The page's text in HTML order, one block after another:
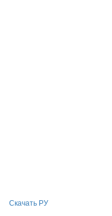
Скачать РУ